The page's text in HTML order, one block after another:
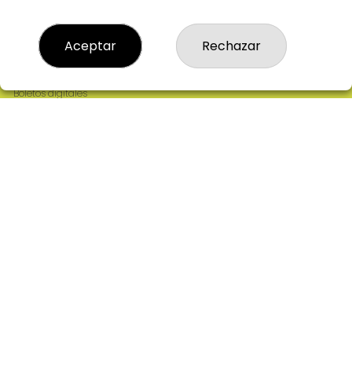
Resultados
Contacto
Empresas
Boletos digitales
Aceptar Rechazar